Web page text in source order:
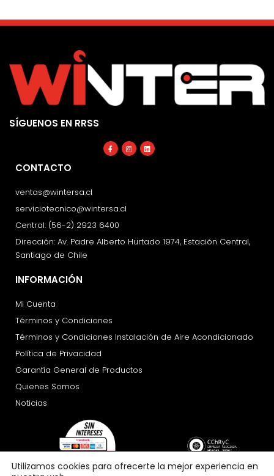
SÍGUENOS EN RRSS
Facebook-
f
Instagram
Linkedin
CONTACTO
ventas@wintersa.cl
serviciotecnico@wintersa.cl
Central: (56-2) 2923 6400
Dirección: Av. Padre Alberto Hurtado 1974, Estación Central,
Santiago de Chile
INFORMACIÓN
Mi Cuenta
Términos y Condiciones
Términos y Condiciones Instalación de Aire Acondicionado
Política de Privacidad
Garantía General de Productos
Quienes Somos
Noticias
Utilizamos cookies para ofrecerte la mejor experiencia en